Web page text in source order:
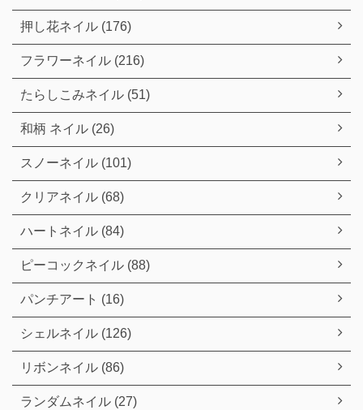
押し花ネイル (176)
フラワーネイル (216)
たらしこみネイル (51)
和柄 ネイル (26)
スノーネイル (101)
クリアネイル (68)
ハートネイル (84)
ピーコックネイル (88)
パンチアート (16)
シェルネイル (126)
リボンネイル (86)
ランダムネイル (27)